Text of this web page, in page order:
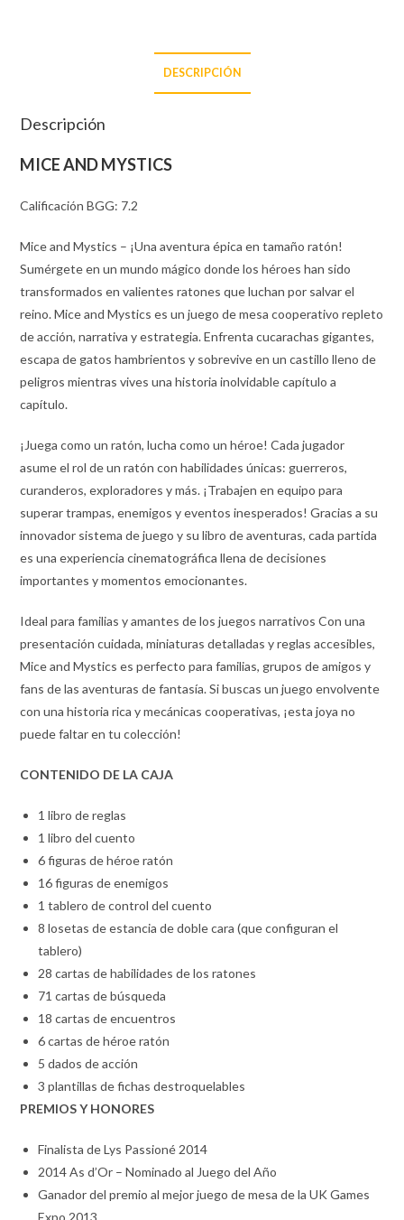
DESCRIPCIÓN
Descripción
MICE AND MYSTICS
Calificación BGG: 7.2
Mice and Mystics – ¡Una aventura épica en tamaño ratón!
Sumérgete en un mundo mágico donde los héroes han sido
transformados en valientes ratones que luchan por salvar el
reino. Mice and Mystics es un juego de mesa cooperativo repleto
de acción, narrativa y estrategia. Enfrenta cucarachas gigantes,
escapa de gatos hambrientos y sobrevive en un castillo lleno de
peligros mientras vives una historia inolvidable capítulo a
capítulo.
¡Juega como un ratón, lucha como un héroe! Cada jugador
asume el rol de un ratón con habilidades únicas: guerreros,
curanderos, exploradores y más. ¡Trabajen en equipo para
superar trampas, enemigos y eventos inesperados! Gracias a su
innovador sistema de juego y su libro de aventuras, cada partida
es una experiencia cinematográfica llena de decisiones
importantes y momentos emocionantes.
Ideal para familias y amantes de los juegos narrativos Con una
presentación cuidada, miniaturas detalladas y reglas accesibles,
Mice and Mystics es perfecto para familias, grupos de amigos y
fans de las aventuras de fantasía. Si buscas un juego envolvente
con una historia rica y mecánicas cooperativas, ¡esta joya no
puede faltar en tu colección!
CONTENIDO DE LA CAJA
1 libro de reglas
1 libro del cuento
6 figuras de héroe ratón
16 figuras de enemigos
1 tablero de control del cuento
8 losetas de estancia de doble cara (que configuran el
tablero)
28 cartas de habilidades de los ratones
71 cartas de búsqueda
18 cartas de encuentros
6 cartas de héroe ratón
5 dados de acción
3 plantillas de fichas destroquelables
PREMIOS Y HONORES
Finalista de Lys Passioné 2014
2014 As d’Or – Nominado al Juego del Año
Ganador del premio al mejor juego de mesa de la UK Games